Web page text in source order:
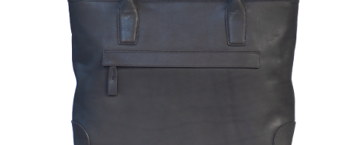
ACCOUNT MENU
ようこそ ゲスト 様
お気に入りを見る